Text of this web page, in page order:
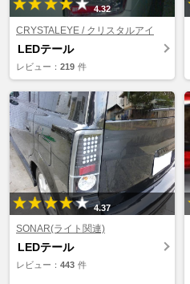
4.32
CRYSTALEYE / クリスタルアイ
LEDテール
レビュー： 219 件
4.37
SONAR(ライト関連)
LEDテール
レビュー： 443 件